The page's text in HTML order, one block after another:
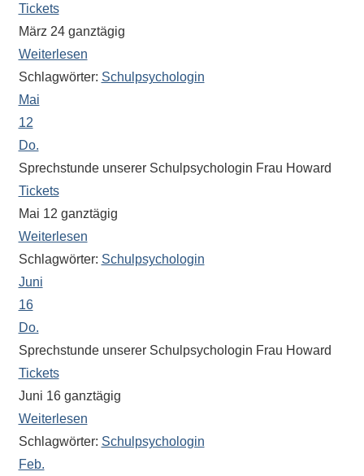
Aktivitäten
an
unserer
Schule.
Ob
Sprach-,
Mathematik-
oder
Sportwettkampf,
Musik-
oder
Theaterveranstaltung,
Reise
–
unsere
Schülerinnen
und
Schüler
sind
dabei!
Tickets
März 24 ganztägig
Weiterlesen
Schlagwörter: Schulpsychologin
Mai
12
Do.
Sprechstunde unserer Schulpsychologin Frau Howard
Tickets
Mai 12 ganztägig
Weiterlesen
Schlagwörter: Schulpsychologin
Juni
16
Do.
Sprechstunde unserer Schulpsychologin Frau Howard
Tickets
Juni 16 ganztägig
Weiterlesen
Schlagwörter: Schulpsychologin
Feb.